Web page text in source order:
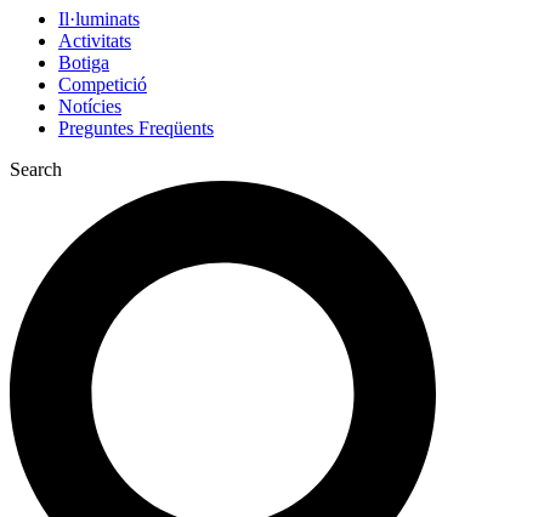
Il·luminats
Activitats
Botiga
Competició
Notícies
Preguntes Freqüents
Search